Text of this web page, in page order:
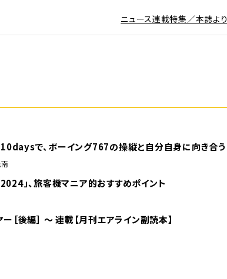
ニュース連載特集／本誌より
で、ボーイング767の操縦と自分自身に向き合う
」、旅客機マニア的おすすめポイント
［後編］ ～ 連載【月刊エアライン副読本】